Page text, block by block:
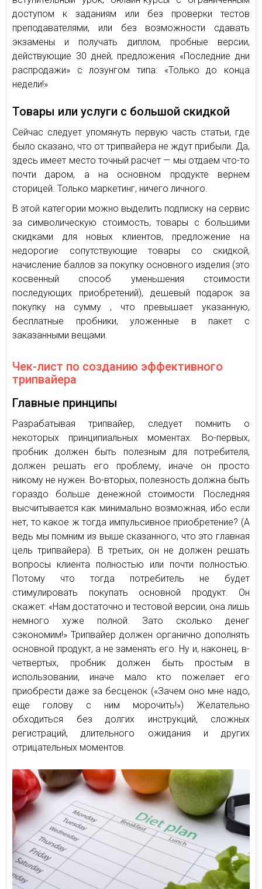
доступом к заданиям или без проверки тестов
преподавателями, или без возможности сдавать
экзамены и получать диплом, пробные версии,
действующие 30 дней, предложения «Последние дни
распродажи» с лозунгом типа: «Только до конца
недели!»
Товары или услуги с большой скидкой
Сейчас следует упомянуть первую часть статьи, где
было сказано, что от трипвайера не ждут прибыли. Да,
здесь имеет место точный расчет — мы отдаем что-то
почти даром, а на основном продукте вернем
сторицей. Только маркетинг, ничего личного.
В этой категории можно выделить подписку на сервис
за символическую стоимость, товары с большими
скидками для новых клиентов, предложение на
недорогие сопутствующие товары со скидкой,
начисление баллов за покупку основного изделия (это
косвенный способ уменьшения стоимости
последующих приобретений), дешевый подарок за
покупку на сумму , что превышает указанную,
бесплатные пробники, уложенные в пакет с
заказанными вещами.
Чек-лист по созданию эффективного
трипвайера
Главные принципы
Разрабатывая трипвайер, следует помнить о
некоторых принципиальных моментах. Во-первых,
пробник должен быть полезным для потребителя,
должен решать его проблему, иначе он просто
никому не нужен. Во-вторых, полезность должна быть
гораздо больше денежной стоимости. Последняя
высчитывается как минимально возможная, ибо если
нет, то какое ж тогда импульсивное приобретение? (А
ведь мы помним из выше сказанного, что это главная
цель трипвайера). В третьих, он не должен решать
вопросы клиента полностью или почти полностью.
Потому что тогда потребитель не будет
стимулировать покупать основной продукт. Он
скажет: «Нам достаточно и тестовой версии, она лишь
немного хуже полной. Зато сколько денег
сэкономим!» Трипвайер должен органично дополнять
основной продукт, а не заменять его. Ну и, наконец, в-
четвертых, пробник должен быть простым в
использовании, иначе мало кто пожелает его
приобрести даже за бесценок («Зачем оно мне надо,
еще голову с ним морочить!») Желательно
обходиться без долгих инструкций, сложных
регистраций, длительного ожидания и других
отрицательных моментов.